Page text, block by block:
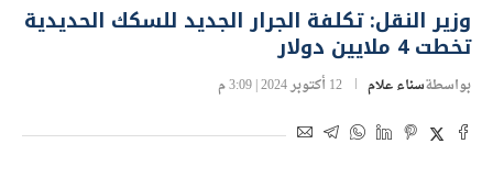
وزير النقل: تكلفة الجرار الجديد للسكك الحديدية
تخطت 4 ملايين دولار
بواسطةسناء علام 12 أكتوبر 2024 | 3:09 م